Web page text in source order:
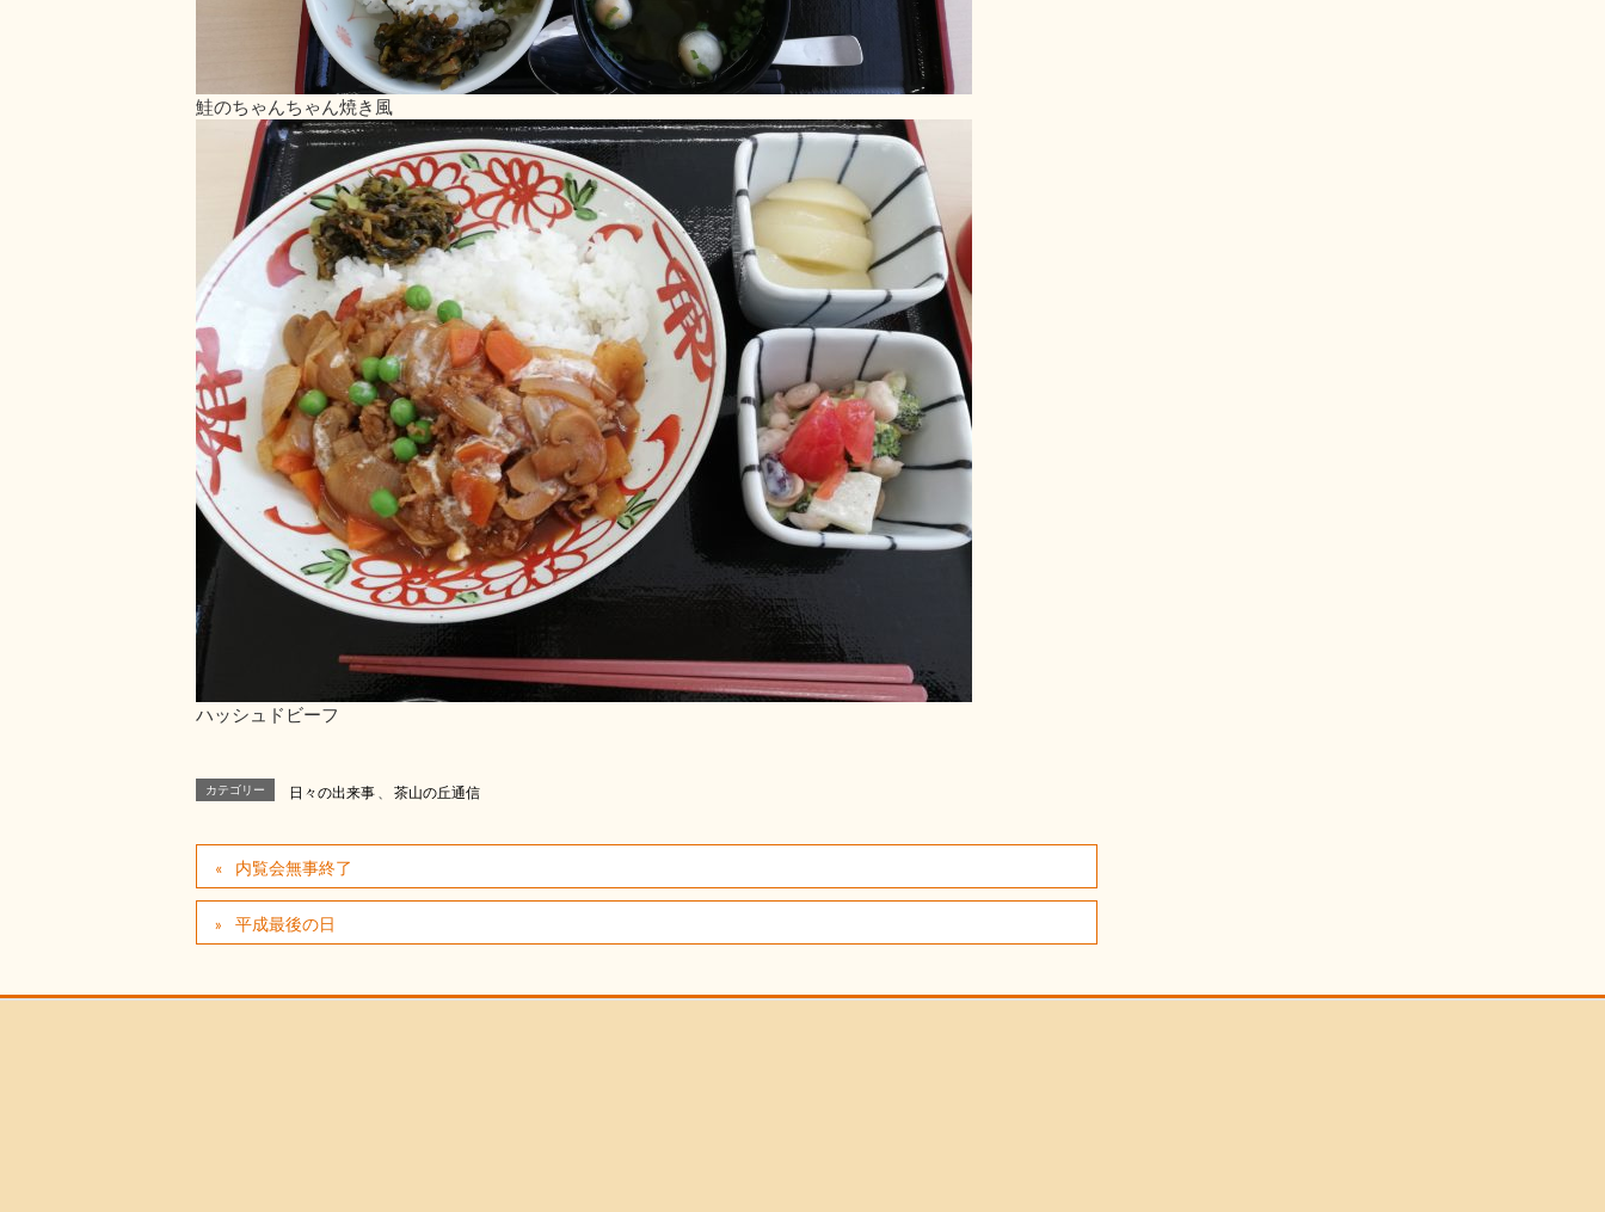
鮭のちゃんちゃん焼き風
ハッシュドビーフ
カテゴリー 日々の出来事 、 茶山の丘通信
内覧会無事終了
平成最後の日